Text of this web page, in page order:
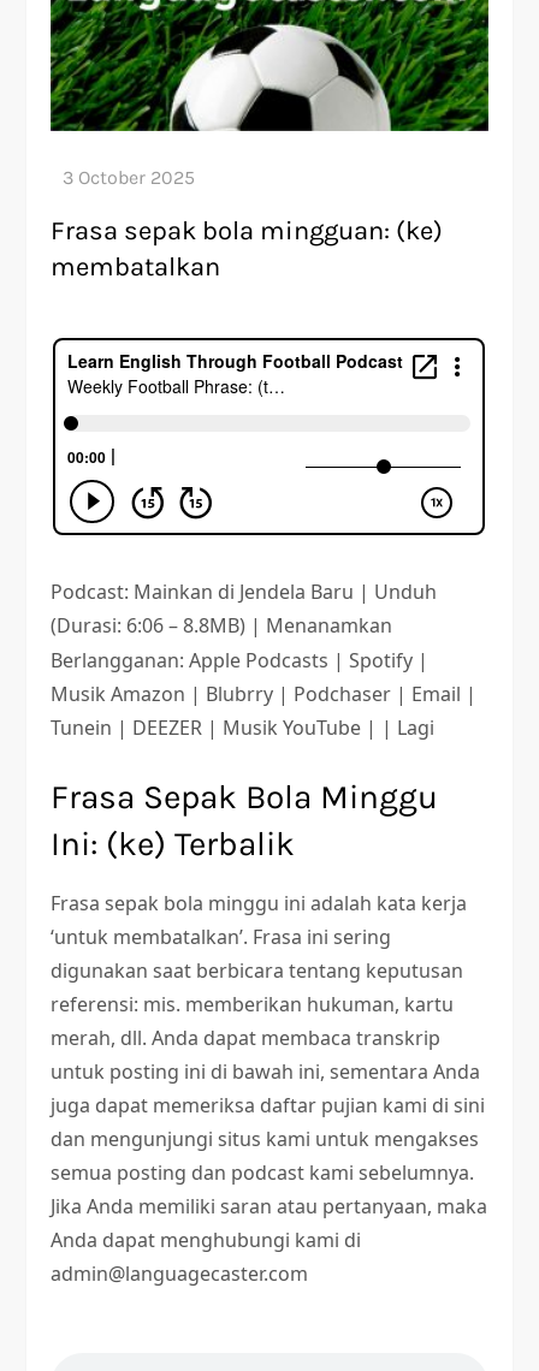
Frasa sepak bola mingguan: (ke)
membatalkan
Podcast: Mainkan di Jendela Baru | Unduh
(Durasi: 6:06 – 8.8MB) | Menanamkan
Berlangganan: Apple Podcasts | Spotify |
Musik Amazon | Blubrry | Podchaser | Email |
Tunein | DEEZER | Musik YouTube | | Lagi
Frasa Sepak Bola Minggu
Ini: (ke) Terbalik
Frasa sepak bola minggu ini adalah kata kerja
‘untuk membatalkan’. Frasa ini sering
digunakan saat berbicara tentang keputusan
referensi: mis. memberikan hukuman, kartu
merah, dll. Anda dapat membaca transkrip
untuk posting ini di bawah ini, sementara Anda
juga dapat memeriksa daftar pujian kami di sini
dan mengunjungi situs kami untuk mengakses
semua posting dan podcast kami sebelumnya.
Jika Anda memiliki saran atau pertanyaan, maka
Anda dapat menghubungi kami di
admin@languagecaster.com